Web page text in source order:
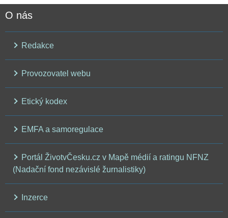
O nás
Redakce
Provozovatel webu
Etický kodex
EMFA a samoregulace
Portál ŽivotvČesku.cz v Mapě médií a ratingu NFNZ
(Nadační fond nezávislé žurnalistiky)
Inzerce